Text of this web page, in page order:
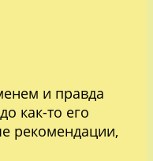
и правда
как-то его
рекомендации,